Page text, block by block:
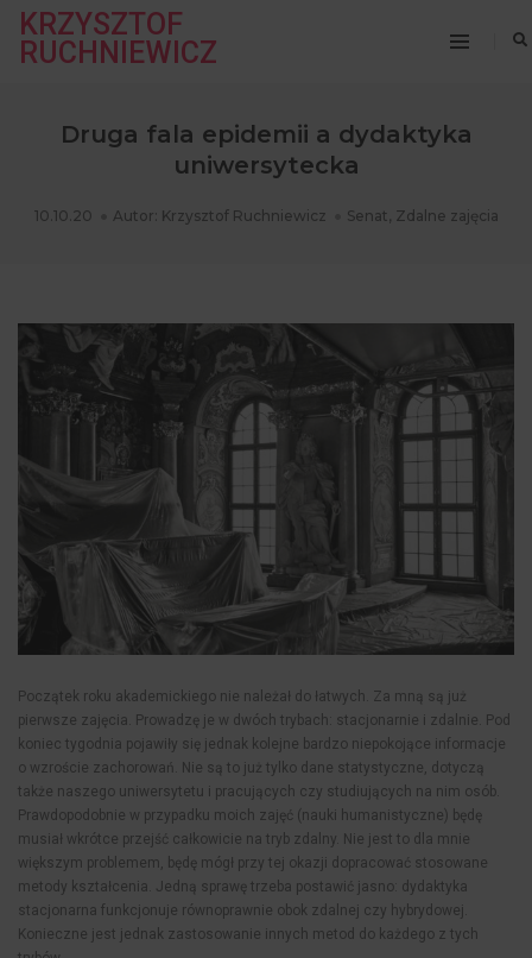
KRZYSZTOF
RUCHNIEWICZ
Druga fala epidemii a dydaktyka
uniwersytecka
10.10.20 Autor: Krzysztof Ruchniewicz Senat, Zdalne zajęcia
Początek roku akademickiego nie należał do łatwych. Za mną są już
pierwsze zajęcia. Prowadzę je w dwóch trybach: stacjonarnie i zdalnie. Pod
koniec tygodnia pojawiły się jednak kolejne bardzo niepokojące informacje
o wzroście zachorowań. Nie są to już tylko dane statystyczne, dotyczą
także naszego uniwersytetu i pracujących czy studiujących na nim osób.
Prawdopodobnie w przypadku moich zajęć (nauki humanistyczne) będę
musiał wkrótce przejść całkowicie na tryb zdalny. Nie jest to dla mnie
większym problemem, będę mógł przy tej okazji dopracować stosowane
metody kształcenia. Jedną sprawę trzeba postawić jasno: dydaktyka
stacjonarna funkcjonuje równoprawnie obok zdalnej czy hybrydowej.
Konieczne jest jednak zastosowanie innych metod do każdego z tych